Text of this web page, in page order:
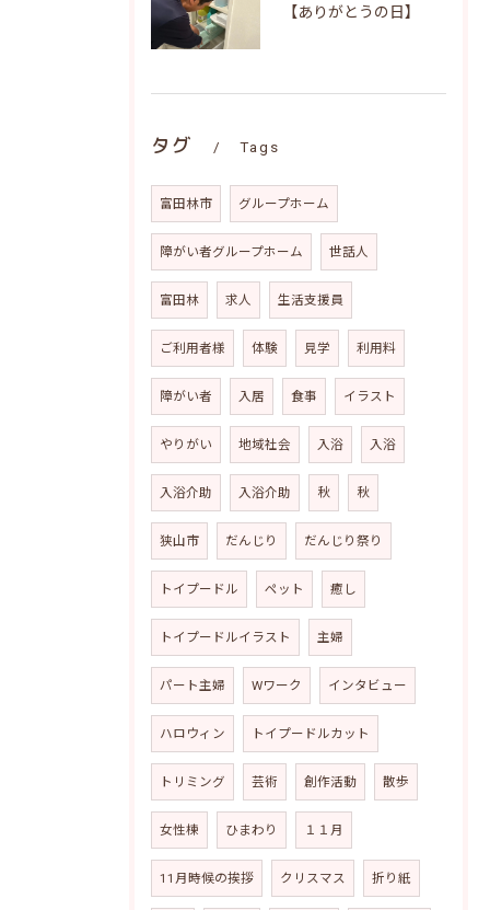
【ありがとうの日】
タグ Tags
富田林市 グループホーム
障がい者グループホーム 世話人
富田林 求人 生活支援員
ご利用者様 体験 見学 利用料
障がい者 入居 食事 イラスト
やりがい 地域社会 入浴 入浴
入浴介助 入浴介助 秋 秋
狭山市 だんじり だんじり祭り
トイプードル ペット 癒し
トイプードルイラスト 主婦
パート主婦 Wワーク インタビュー
ハロウィン トイプードルカット
トリミング 芸術 創作活動 散歩
女性棟 ひまわり １１月
11月時候の挨拶 クリスマス 折り紙